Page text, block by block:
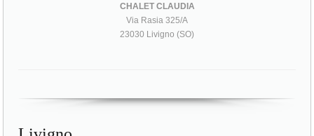
CHALET CLAUDIA
Via Rasia 325/A
23030 Livigno (SO)